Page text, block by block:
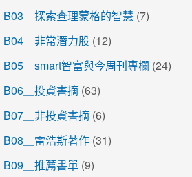
B03＿探索查理蒙格的智慧 (7)
B04＿非常潛力股 (12)
B05＿smart智富與今周刊專欄 (24)
B06＿投資書摘 (63)
B07＿非投資書摘 (6)
B08＿雷浩斯著作 (31)
B09＿推薦書單 (9)